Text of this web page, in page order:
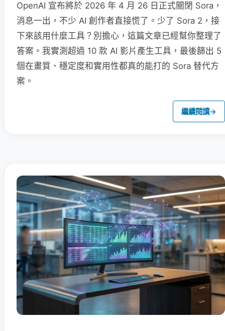
OpenAI 宣布將於 2026 年 4 月 26 日正式關閉 Sora，
消息一出，不少 AI 創作者直接慌了。少了 Sora 2，接
下來該用什麼工具？別擔心，這篇文章已經幫你整理了
答案。我實測超過 10 款 AI 影片產生工具，最後篩出 5
個在畫質、穩定度和實用性都真的能打的 Sora 替代方
案。
繼續閱讀→